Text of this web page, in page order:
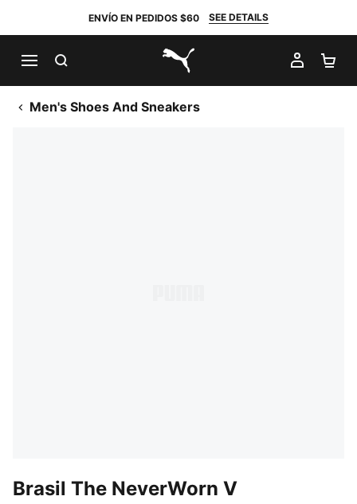
ENVÍO EN PEDIDOS $60 SEE DETAILS
PUMA.com
MI
Men's Shoes And Sneakers
Brasil The NeverWorn V